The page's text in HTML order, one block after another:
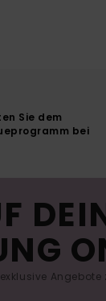
Sie dem
bei
Angebote